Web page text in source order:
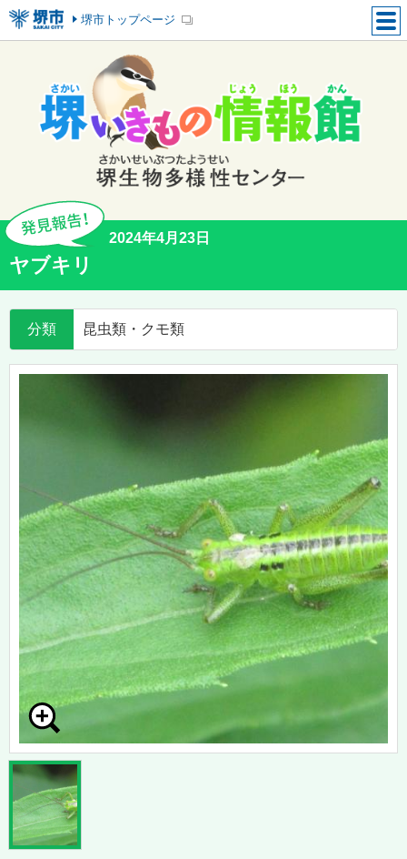
堺市トップページ
2024年4月23日
ヤブキリ
分類 昆虫類・クモ類